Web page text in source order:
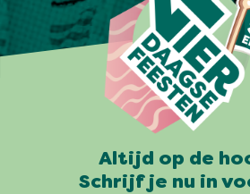
Altijd op de
Schrijf je nu in